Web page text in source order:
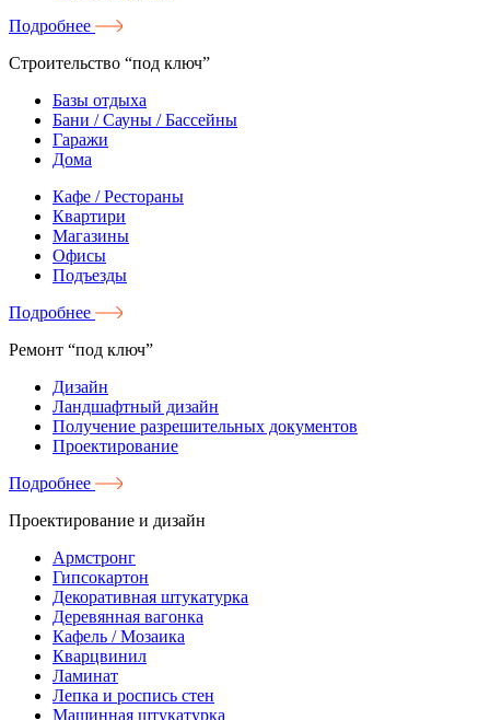
Подробнее
Строительство “под ключ”
Базы отдыха
Бани / Сауны / Бассейны
Гаражи
Дома
Кафе / Рестораны
Квартири
Магазины
Офисы
Подъезды
Подробнее
Ремонт “под ключ”
Дизайн
Ландшафтный дизайн
Получение разрешительных документов
Проектирование
Подробнее
Проектирование и дизайн
Армстронг
Гипсокартон
Декоративная штукатурка
Деревянная вагонка
Кафель / Мозаика
Кварцвинил
Ламинат
Лепка и роспись стен
Машинная штукатурка